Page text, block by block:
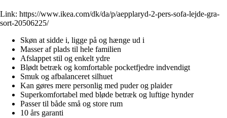
Link: https://www.ikea.com/dk/da/p/aepplaryd-2-pers-sofa-lejde-gra-
sort-20506225/
Skøn at sidde i, ligge på og hænge ud i
Masser af plads til hele familien
Afslappet stil og enkelt ydre
Blødt betræk og komfortable pocketfjedre indvendigt
Smuk og afbalanceret silhuet
Kan gøres mere personlig med puder og plaider
Superkomfortabel med bløde betræk og luftige hynder
Passer til både små og store rum
10 års garanti